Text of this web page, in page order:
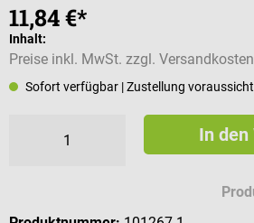
11,84 €*
Inhalt:
Preise inkl. MwSt. zzgl. Versandkosten
Sofort verfügbar | Zustellung
In den